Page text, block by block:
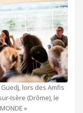
lors des Amfis
Isère (Drôme), le
»